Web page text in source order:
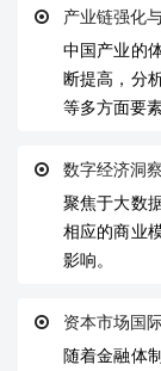
产业链强化
中国产业的
断提高，分
等多方面要
数字经济洞察
聚焦于大数
相应的商业
影响。
资本市场国
随着金融体